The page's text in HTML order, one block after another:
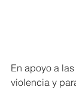
En apoyo a
violencia y